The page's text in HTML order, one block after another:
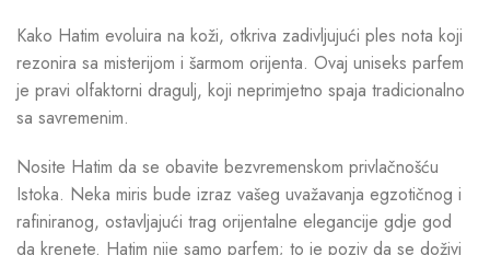
Kako Hatim evoluira na koži, otkriva zadivljujući ples nota koji
rezonira sa misterijom i šarmom orijenta. Ovaj uniseks parfem
je pravi olfaktorni dragulj, koji neprimjetno spaja tradicionalno
sa savremenim.
Nosite Hatim da se obavite bezvremenskom privlačnošću
Istoka. Neka miris bude izraz vašeg uvažavanja egzotičnog i
rafiniranog, ostavljajući trag orijentalne elegancije gdje god
da krenete. Hatim nije samo parfem; to je poziv da se doživi